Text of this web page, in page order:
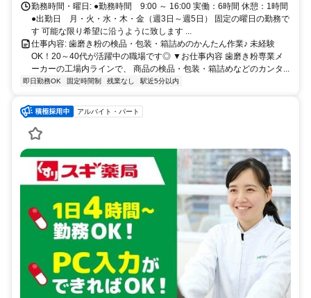
勤務時間・曜日: ●勤務時間 9:00 ～ 16:00 実働：6時間 休憩：1時間
●出勤日 月・火・水・木・金（週3日～週5日） 固定の曜日の勤務で
す 可能な限り希望に沿うように致します ...
仕事内容: 歯磨き粉の検品・包装・箱詰めのかんたん作業♪ 未経験
OK！20～40代が活躍中の職場です◎ ▼お仕事内容 歯磨き粉専業メ
ーカーの工場内ラインで、 商品の検品・包装・箱詰めなどのカンタ...
即日勤務OK 固定時間制 残業なし 駅近5分以内
アルバイト・パート